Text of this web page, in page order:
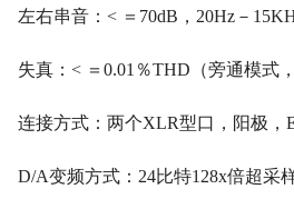
左右串音：< ＝70dB，20Hz－
失真：< ＝0.01％THD（旁通模式
连接方式：两个XLR型口，阳极，
D/A变频方式：24比特128x倍超采